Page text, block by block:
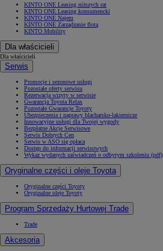
KINTO ONE Leasing niższych rat
KINTO ONE Leasing konsumencki
KINTO ONE Najem
KINTO ONE Zarządzanie flotą
KINTO Mobility
Dla właścicieli
Dla właścicieli
Serwis
Promocje i sezonowe usługi
Pozostałe oferty serwisu
Rezerwacja wizyty w serwisie
Gwarancja Toyota Relax
Pozostałe Gwarancje Toyoty
Ubezpieczenia i naprawy blacharsko-lakiernicze
Innowacyjne usługi dla Twojej wygody
Bezpłatne Akcje Serwisowe
Serwis Dobrych Cen
Serwis w ASO się opłaca
Dostęp do informacji serwisowych
Wykaz wydanych zaświadczeń o odbytym szkoleniu (pdf)
Oryginalne części i oleje Toyota
Oryginalne części Toyoty
Oryginalne oleje Toyoty
Program Sprzedaży Hurtowej Trade
Trade
Akcesoria